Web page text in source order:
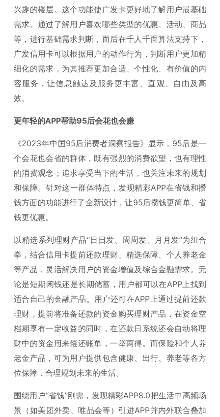
兴趣的楼层。这个功能使广发卡更好地了解用户最基础
需求。通过了解用户喜欢哪些类型的优惠、活动、商品
等，进行基础需求判断，而后在千人千面算法支持下，
广发信用卡可以根据用户的动作行为，判断用户更加精
细化的需求，为其推荐更加合适、个性化、有价值的内
容服务，让信息触达及服务更丰富、直观、自由及高
效。
更年轻的APP帮助95后会花也会赚
《2023年中国95后消费者洞察报告》显示，95后是一
个会花也会省的群体，既有强烈的消费欲望，也有理性
的消费观念；追求享受当下的生活，也关注未来的规划
和保障。针对这一群体特点，发现精彩APP在省钱和攒
钱方面的功能进行了全新设计，让95后攒钱更简单、省
钱更优惠。
以精选系列理财产品“日日发、周周发、月月发”为组合
拳，结合信用卡提前还款理财、精选保障、个人养老金
等产品，灵活解决用户的资金增值及综合金融需求。无
论是短期闲钱还是长期储蓄，用户都可以在APP上找到
适合自己的金融产品。用户还可在APP上通过提前还款
理财，提前将准备还款的资金购买理财产品，在资金空
档期享有一定收益的同时，在还款日系统还会自动将理
财中的资金用来偿还账单，一举两得。而保险和个人养
老金产品，可为用户提供包含健康、出行、养老等各方
位保障，合理规划未来的生活。
围绕用户“省钱”刚需，发现精彩APP8.0把生活中高频场
景（如美团外卖、唯品会等）引进APP并内外联合叠加